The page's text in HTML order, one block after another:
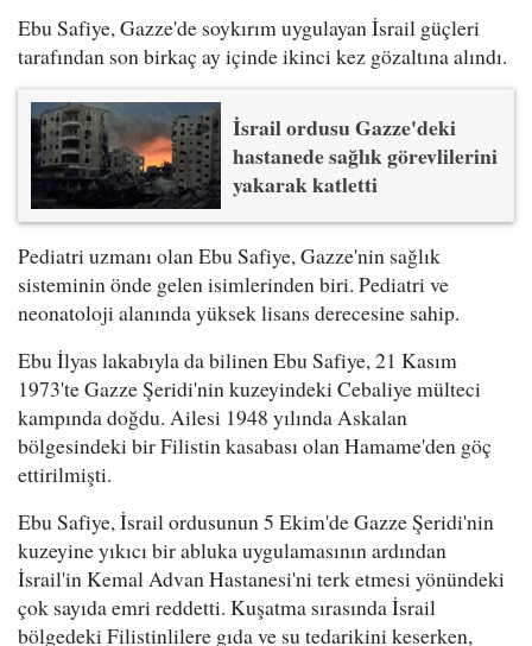
Ebu Safiye, Gazze'de soykırım uygulayan İsrail güçleri
tarafından son birkaç ay içinde ikinci kez gözaltına alındı.
İsrail ordusu Gazze'deki
hastanede sağlık görevlilerini
yakarak katletti
Pediatri uzmanı olan Ebu Safiye, Gazze'nin sağlık
sisteminin önde gelen isimlerinden biri. Pediatri ve
neonatoloji alanında yüksek lisans derecesine sahip.
Ebu İlyas lakabıyla da bilinen Ebu Safiye, 21 Kasım
1973'te Gazze Şeridi'nin kuzeyindeki Cebaliye mülteci
kampında doğdu. Ailesi 1948 yılında Askalan
bölgesindeki bir Filistin kasabası olan Hamame'den göç
ettirilmişti.
Ebu Safiye, İsrail ordusunun 5 Ekim'de Gazze Şeridi'nin
kuzeyine yıkıcı bir abluka uygulamasının ardından
İsrail'in Kemal Advan Hastanesi'ni terk etmesi yönündeki
çok sayıda emri reddetti. Kuşatma sırasında İsrail
bölgedeki Filistinlilere gıda ve su tedarikini keserken,